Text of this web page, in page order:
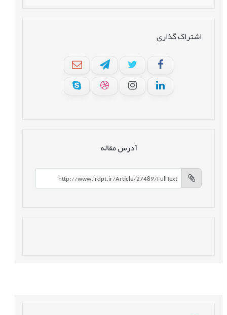
اشتراک گذاری
آدرس مقاله